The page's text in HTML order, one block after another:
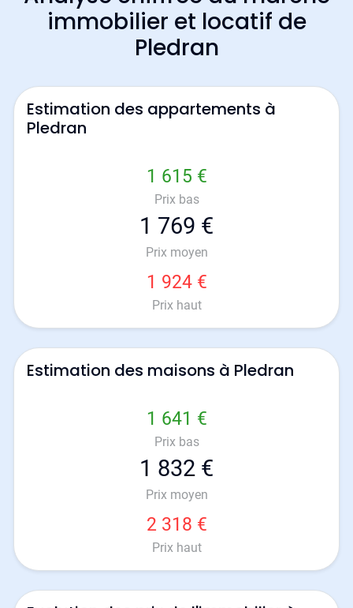
immobilier et locatif de
Pledran
Estimation des appartements à
Pledran
1 615 €
Prix bas
1 769 €
Prix moyen
1 924 €
Prix haut
Estimation des maisons à Pledran
1 641 €
Prix bas
1 832 €
Prix moyen
2 318 €
Prix haut